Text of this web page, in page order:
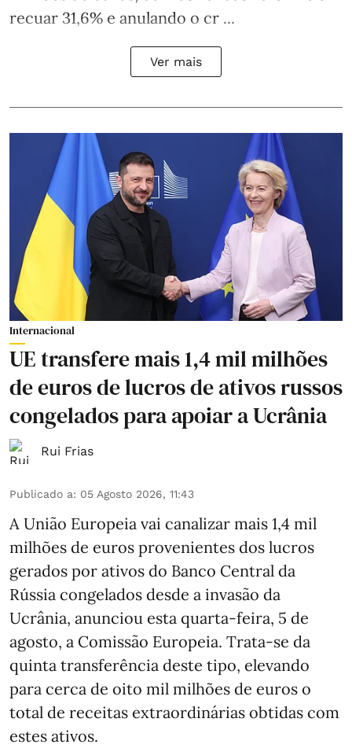
recuar 31,6% e anulando o cr ...
Ver mais
Internacional
UE transfere mais 1,4 mil milhões
de euros de lucros de ativos russos
congelados para apoiar a Ucrânia
Rui Frias
Publicado a: 05 Agosto 2026, 11:43
A União Europeia vai canalizar mais 1,4 mil
milhões de euros provenientes dos lucros
gerados por ativos do Banco Central da
Rússia congelados desde a invasão da
Ucrânia, anunciou esta quarta-feira, 5 de
agosto, a Comissão Europeia. Trata-se da
quinta transferência deste tipo, elevando
para cerca de oito mil milhões de euros o
total de receitas extraordinárias obtidas com
estes ativos.